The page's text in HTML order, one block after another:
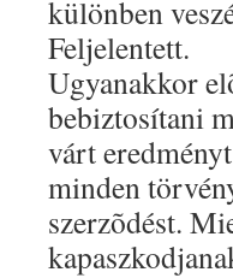
különben
Feljelentett.
Ugyanakkor
bebiztosítani
várt
minden
szerzõdést.